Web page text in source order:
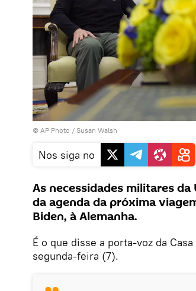
© AP Photo / Susan Walsh
Nos siga no
As necessidades militares
da agenda da próxima
Biden, à Alemanha.
É o que disse a porta-voz da
segunda-feira (7).